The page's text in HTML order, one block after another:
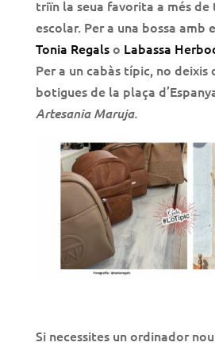
triïn la seua favorita a més
escolar. Per a una bossa amb
Tonia Regalso Labassa
Per a un cabàs típic, no deixis
botigues de la plaça
Artesania Maruja.
Si necessites un ordinador